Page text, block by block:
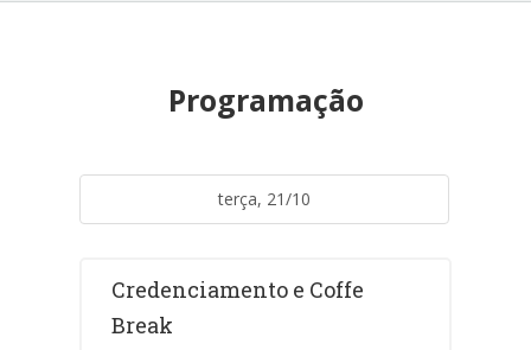
Programação
terça, 21/10
Credenciamento e Coffe
Break